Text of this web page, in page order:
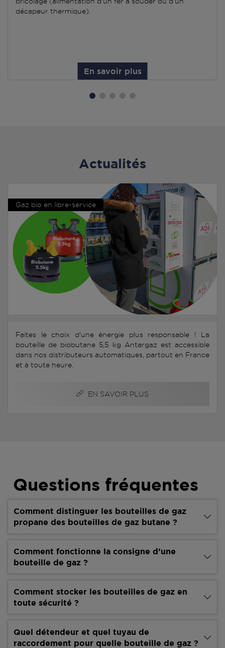
décapeur thermique).
En savoir plus
Actualités
Gaz bio en libre-service
Faites le choix d'une énergie plus responsable ! La
bouteille de biobutane 5,5 kg Antargaz est accessible
dans nos distributeurs automatiques, partout en France
et à toute heure.
EN SAVOIR PLUS
Questions fréquentes
Comment distinguer les bouteilles de gaz
propane des bouteilles de gaz butane ?
Comment fonctionne la consigne d’une
bouteille de gaz ?
Comment stocker les bouteilles de gaz en
toute sécurité ?
Quel détendeur et quel tuyau de
raccordement pour quelle bouteille de gaz ?